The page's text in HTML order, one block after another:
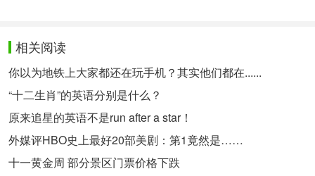
相关阅读
你以为地铁上大家都还在玩手机？其实他们都在......
“十二生肖”的英语分别是什么？
原来追星的英语不是run after a star！
外媒评HBO史上最好20部美剧：第1竟然是……
十一黄金周 部分景区门票价格下跌